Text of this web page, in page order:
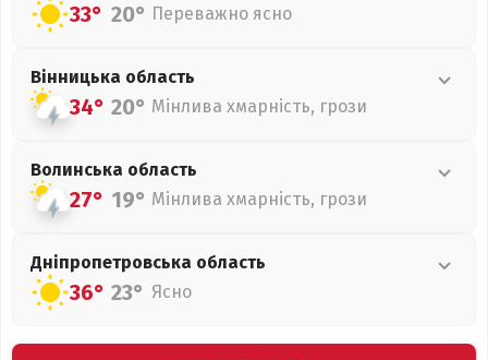
33° 20° Переважно ясно
Вінницька область
34° 20° Мінлива хмарність, грози
Волинська область
27° 19° Мінлива хмарність, грози
Дніпропетровська область
36° 23° Ясно